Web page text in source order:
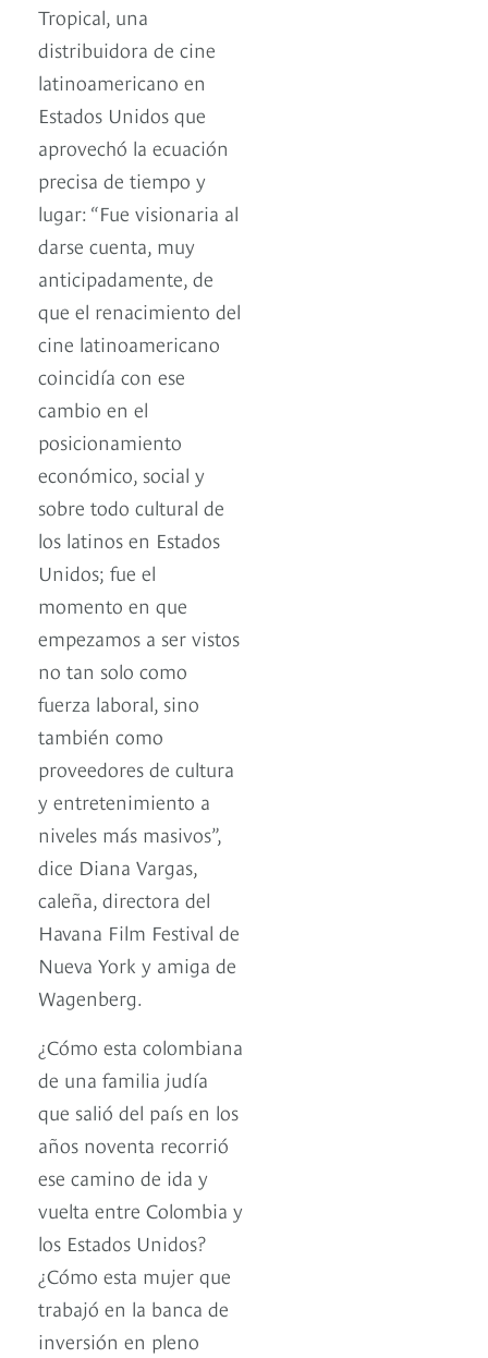
Tropical, una
distribuidora de cine
latinoamericano en
Estados Unidos que
aprovechó la ecuación
precisa de tiempo y
lugar: “Fue visionaria al
darse cuenta, muy
anticipadamente, de
que el renacimiento del
cine latinoamericano
coincidía con ese
cambio en el
posicionamiento
económico, social y
sobre todo cultural de
los latinos en Estados
Unidos; fue el
momento en que
empezamos a ser vistos
no tan solo como
fuerza laboral, sino
también como
proveedores de cultura
y entretenimiento a
niveles más masivos”,
dice Diana Vargas,
caleña, directora del
Havana Film Festival de
Nueva York y amiga de
Wagenberg.
¿Cómo esta colombiana
de una familia judía
que salió del país en los
años noventa recorrió
ese camino de ida y
vuelta entre Colombia y
los Estados Unidos?
¿Cómo esta mujer que
trabajó en la banca de
inversión en pleno